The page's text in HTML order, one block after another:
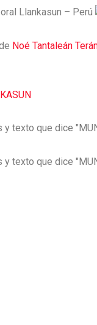
Llankasun – Perú
Noé Tantaleán